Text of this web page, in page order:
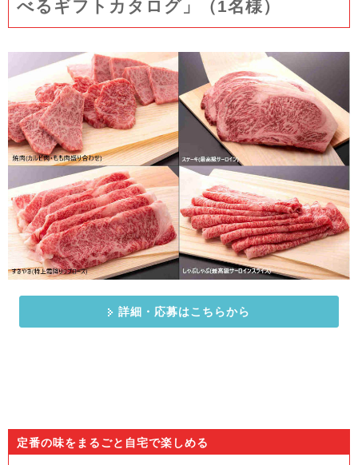
べるギフトカタログ」（1名様）
詳細・応募はこちらから
定番の味をまるごと自宅で楽しめる